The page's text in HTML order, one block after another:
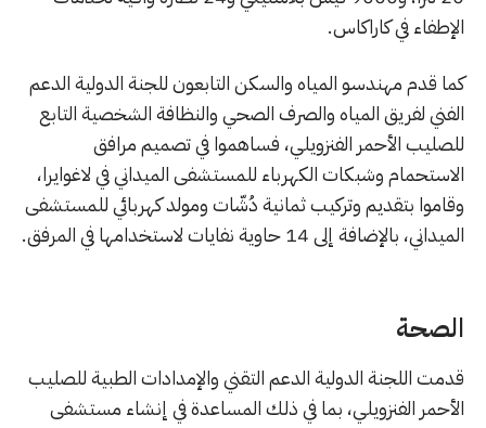
الإطفاء في كاراكاس.
كما قدم مهندسو المياه والسكن التابعون للجنة الدولية الدعم
الفني لفريق المياه والصرف الصحي والنظافة الشخصية التابع
للصليب الأحمر الفنزويلي، فساهموا في تصميم مرافق
الاستحمام وشبكات الكهرباء للمستشفى الميداني في لاغوايرا،
وقاموا بتقديم وتركيب ثمانية دُشّات ومولد كهربائي للمستشفى
الميداني، بالإضافة إلى 14 حاوية نفايات لاستخدامها في المرفق.
الصحة
قدمت اللجنة الدولية الدعم التقني والإمدادات الطبية للصليب
الأحمر الفنزويلي، بما في ذلك المساعدة في إنشاء مستشفى